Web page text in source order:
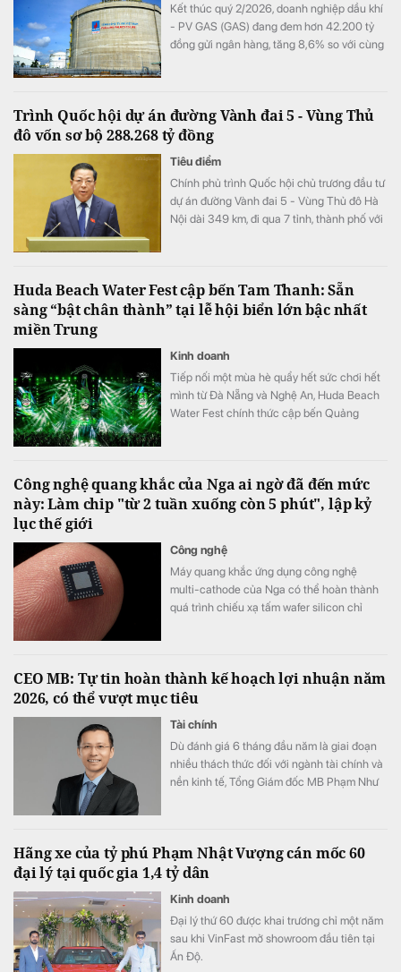
Kết thúc quý 2/2026, doanh nghiệp dầu khí
- PV GAS (GAS) đang đem hơn 42.200 tỷ
đồng gửi ngân hàng, tăng 8,6% so với cùng
Trình Quốc hội dự án đường Vành đai 5 - Vùng Thủ
đô vốn sơ bộ 288.268 tỷ đồng
Tiêu điểm
Chính phủ trình Quốc hội chủ trương đầu tư
dự án đường Vành đai 5 - Vùng Thủ đô Hà
Nội dài 349 km, đi qua 7 tỉnh, thành phố với
vùng.
Huda Beach Water Fest cập bến Tam Thanh: Sẵn
sàng “bật chân thành” tại lễ hội biển lớn bậc nhất
miền Trung
Kinh doanh
Tiếp nối một mùa hè quẩy hết sức chơi hết
mình từ Đà Nẵng và Nghệ An, Huda Beach
Water Fest chính thức cập bến Quảng
Công nghệ quang khắc của Nga ai ngờ đã đến mức
này: Làm chip "từ 2 tuần xuống còn 5 phút", lập kỷ
lục thế giới
Công nghệ
Máy quang khắc ứng dụng công nghệ
multi-cathode của Nga có thể hoàn thành
quá trình chiếu xạ tấm wafer silicon chỉ
CEO MB: Tự tin hoàn thành kế hoạch lợi nhuận năm
2026, có thể vượt mục tiêu
Tài chính
Dù đánh giá 6 tháng đầu năm là giai đoạn
nhiều thách thức đối với ngành tài chính và
nền kinh tế, Tổng Giám đốc MB Phạm Như
ra.
Hãng xe của tỷ phú Phạm Nhật Vượng cán mốc 60
đại lý tại quốc gia 1,4 tỷ dân
Kinh doanh
Đại lý thứ 60 được khai trương chỉ một năm
sau khi VinFast mở showroom đầu tiên tại
Ấn Độ.